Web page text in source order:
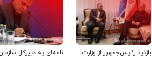
بازدید رئیس‌جمهور از وزارت
نامه‌ای به دبیرکل